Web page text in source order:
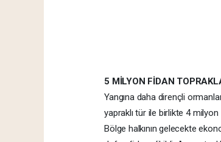
5 MİLYON FİDAN
Yangına daha dirençli
yapraklı tür ile birlikte 4
Bölge halkının gelecekte